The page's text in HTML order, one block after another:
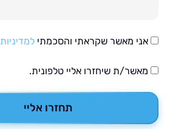
אני מאשר שקראתי והסכמתילמדיניות הפרטיות
מאשר/ת שיחזרו אליי טלפונית.
תחזרו אליי